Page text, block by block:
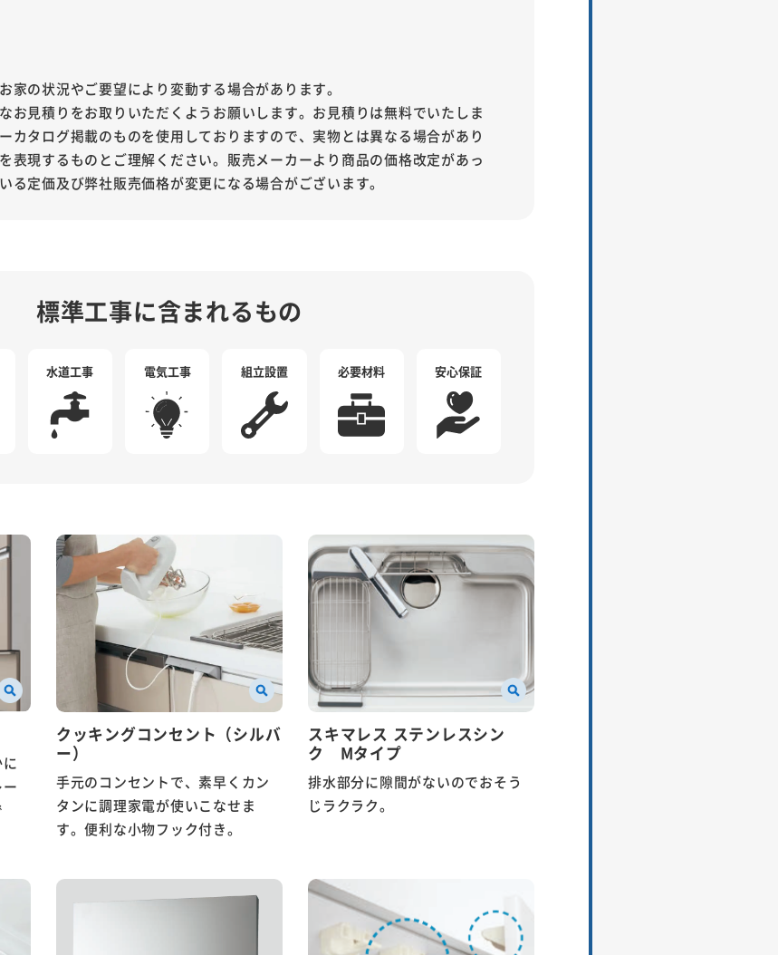
家の状況やご要望により変動する場合があります。
お見積りをお取りいただくようお願いします。お見積りは無料でいたしま
カタログ掲載のものを使用しておりますので、実物とは異なる場合があり
表現するものとご理解ください。販売メーカーより商品の価格改定があっ
る定価及び弊社販売価格が変更になる場合がございます。
標準工事に含まれるもの
水道工事 電気工事 組立設置 必要材料 安心保証
クッキングコンセント（シルバ
ー）
手元のコンセントで、素早くカン
タンに調理家電が使いこなせま
す。便利な小物フック付き。
スキマレス ステンレスシン
ク Mタイプ
排水部分に隙間がないのでおそう
じラクラク。